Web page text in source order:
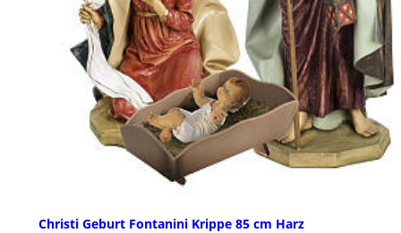
Christi Geburt Fontanini Krippe 85 cm Harz